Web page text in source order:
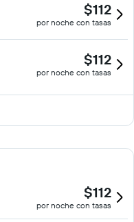
$112
por noche con tasas
$112
por noche con tasas
$112
por noche con tasas